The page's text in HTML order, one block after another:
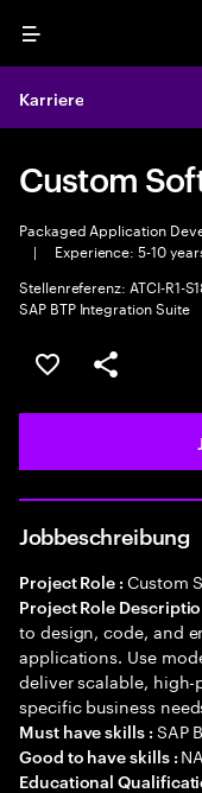
Menu
Karriere
Custom
Packaged Application
|
Experience: 5-10
Stellenreferenz: ATCI-R1-
SAP BTP Integration Suite
JOB SPEICHERN
Teilen
Jobbeschreibung
Project Role : Custom
Project Role
to design, code, and
applications. Use
deliver scalable,
specific business
Must have skills : SAP
Good to have skills : NA
Educational